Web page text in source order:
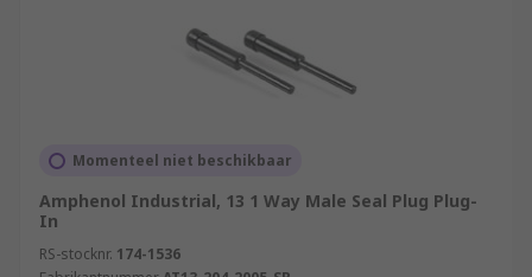
Momenteel niet beschikbaar
Amphenol Industrial, 13 1 Way Male Seal Plug Plug-
In
RS-stocknr. 174-1536